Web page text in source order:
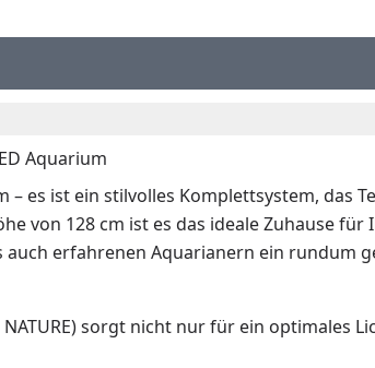
Aquarium
– es ist ein stilvolles Komplettsystem, das
von 128 cm ist es das ideale Zuhause
erfahrenen Aquarianern ein rundum
sorgt nicht nur für ein optimales